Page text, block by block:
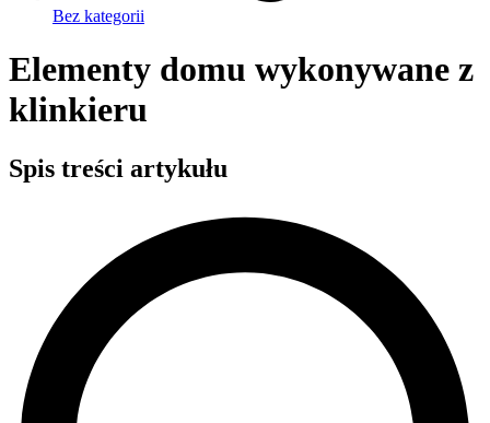
Bez kategorii
Elementy domu wykonywane z
klinkieru
Spis treści artykułu